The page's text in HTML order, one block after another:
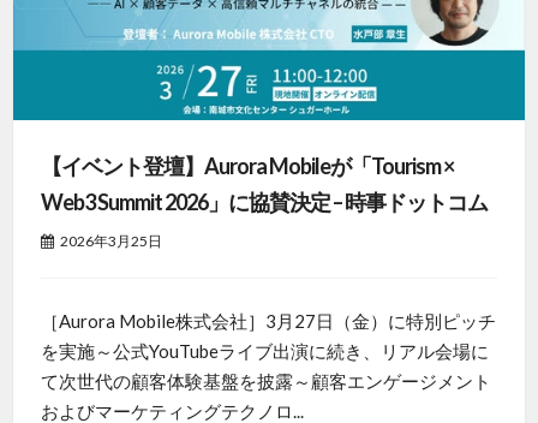
【イベント登壇】Aurora Mobileが「Tourism ×
Web3 Summit 2026」に協賛決定 – 時事ドットコム
2026年3月25日
［Aurora Mobile株式会社］3月27日（金）に特別ピッチ
を実施～公式YouTubeライブ出演に続き、リアル会場に
て次世代の顧客体験基盤を披露～顧客エンゲージメント
およびマーケティングテクノロ...